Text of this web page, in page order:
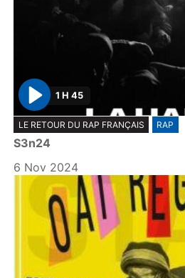
P
l
a
y
1 H 45
LE RETOUR DU RAP FRANÇAIS RAP
S3n24
6 Nov 2024